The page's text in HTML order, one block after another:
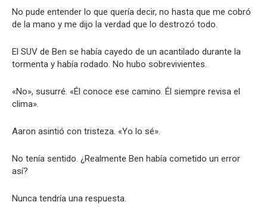
No pude entender lo que quería decir, no hasta que me cobró
de la mano y me dijo la verdad que lo destrozó todo.
El SUV de Ben se había cayedo de un acantilado durante la
tormenta y había rodado. No hubo sobrevivientes.
«No», susurré. «Él conoce ese camino. Él siempre revisa el
clima».
Aaron asintió con tristeza. «Yo lo sé».
No tenía sentido. ¿Realmente Ben había cometido un error
así?
Nunca tendría una respuesta.